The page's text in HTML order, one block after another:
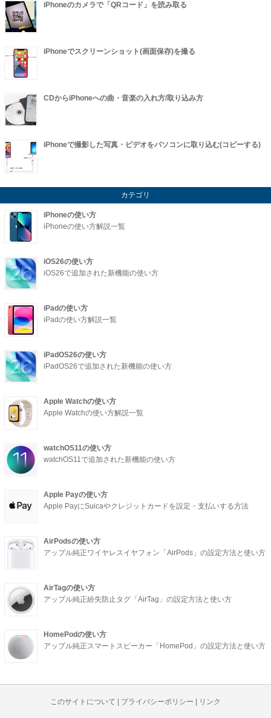
iPhoneのカメラで「QRコード」を読み取る
iPhoneでスクリーンショット(画面保存)を撮る
CDからiPhoneへの曲・音楽の入れ方/取り込み方
iPhoneで撮影した写真・ビデオをパソコンに取り込む(コピーする)
カテゴリ
iPhoneの使い方
iPhoneの使い方解説一覧
iOS26の使い方
iOS26で追加された新機能の使い方
iPadの使い方
iPadの使い方解説一覧
iPadOS26の使い方
iPadOS26で追加された新機能の使い方
Apple Watchの使い方
Apple Watchの使い方解説一覧
watchOS11の使い方
watchOS11で追加された新機能の使い方
Apple Payの使い方
Apple PayにSuicaやクレジットカードを設定・支払いする方法
AirPodsの使い方
アップル純正ワイヤレスイヤフォン「AirPods」の設定方法と使い方
AirTagの使い方
アップル純正紛失防止タグ「AirTag」の設定方法と使い方
HomePodの使い方
アップル純正スマートスピーカー「HomePod」の設定方法と使い方
このサイトについて プライバシーポリシー リンク